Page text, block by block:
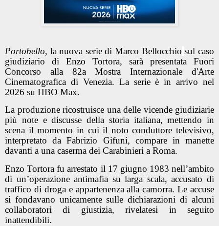
Portobello, la nuova serie di Marco Bellocchio sul caso
giudiziario di Enzo Tortora, sarà presentata Fuori
Concorso alla 82a Mostra Internazionale d'Arte
Cinematografica di Venezia. La serie è in arrivo nel
2026 su HBO Max.
La produzione ricostruisce una delle vicende giudiziarie
più note e discusse della storia italiana, mettendo in
scena il momento in cui il noto conduttore televisivo,
interpretato da Fabrizio Gifuni, compare in manette
davanti a una caserma dei Carabinieri a Roma.
Enzo Tortora fu arrestato il 17 giugno 1983 nell’ambito
di un’operazione antimafia su larga scala, accusato di
traffico di droga e appartenenza alla camorra. Le accuse
si fondavano unicamente sulle dichiarazioni di alcuni
collaboratori di giustizia, rivelatesi in seguito
inattendibili.